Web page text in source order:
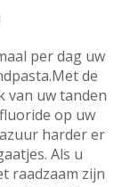
per dag uw
de
van uw tanden
op uw
harder er
Als u
raadzaam zijn